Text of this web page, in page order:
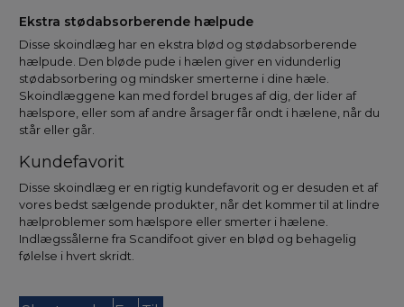
Ekstra stødabsorberende hælpude
Disse skoindlæg har en ekstra blød og stødabsorberende
hælpude. Den bløde pude i hælen giver en vidunderlig
stødabsorbering og mindsker smerterne i dine hæle.
Skoindlæggene kan med fordel bruges af dig, der lider af
hælspore, eller som af andre årsager får ondt i hælene, når du
står eller går.
Kundefavorit
Disse skoindlæg er en rigtig kundefavorit og er desuden et af
vores bedst sælgende produkter, når det kommer til at lindre
hælproblemer som hælspore eller smerter i hælene.
Indlægssålerne fra Scandifoot giver en blød og behagelig
følelse i hvert skridt.